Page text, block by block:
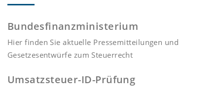
Bundesfinanzministerium
Hier finden Sie aktuelle Pressemitteilungen und
Gesetzesentwürfe zum Steuerrecht
Umsatzsteuer-ID-Prüfung